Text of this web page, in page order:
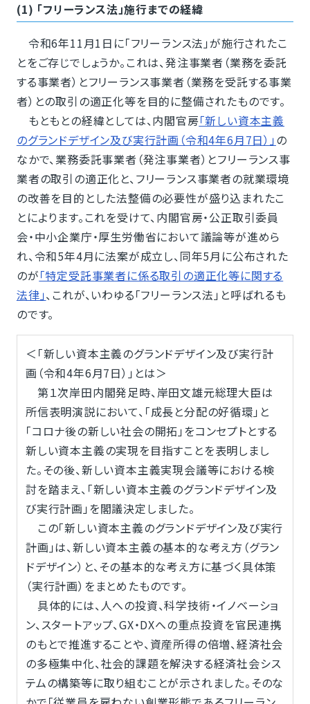
(1) 「フリーランス法」施行までの経緯
令和6年11月1日に「フリーランス法」が施行されたこ
とをご存じでしょうか。これは、発注事業者（業務を委託
する事業者）とフリーランス事業者（業務を受託する事業
者）との取引の適正化等を目的に整備されたものです。
もともとの経緯としては、内閣官房「新しい資本主義
のグランドデザイン及び実行計画（令和4年6月7日）」の
なかで、業務委託事業者（発注事業者）とフリーランス事
業者の取引の適正化と、フリーランス事業者の就業環境
の改善を目的とした法整備の必要性が盛り込まれたこ
とによります。これを受けて、内閣官房・公正取引委員
会・中小企業庁・厚生労働省において議論等が進めら
れ、令和5年4月に法案が成立し、同年5月に公布された
のが「特定受託事業者に係る取引の適正化等に関する
法律」、これが、いわゆる「フリーランス法」と呼ばれるも
のです。
＜「新しい資本主義のグランドデザイン及び実行計
画（令和4年6月7日）」とは＞
第１次岸田内閣発足時、岸田文雄元総理大臣は
所信表明演説において、「成長と分配の好循環」と
「コロナ後の新しい社会の開拓」をコンセプトとする
新しい資本主義の実現を目指すことを表明しまし
た。その後、新しい資本主義実現会議等における検
討を踏まえ、「新しい資本主義のグランドデザイン及
び実行計画」を閣議決定しました。
この「新しい資本主義のグランドデザイン及び実行
計画」は、新しい資本主義の基本的な考え方（グラン
ドデザイン）と、その基本的な考え方に基づく具体策
（実行計画）をまとめたものです。
具体的には、人への投資、科学技術・イノベーショ
ン、スタートアップ、GX・DXへの重点投資を官民連携
のもとで推進することや、資産所得の倍増、経済社会
の多極集中化、社会的課題を解決する経済社会シス
テムの構築等に取り組むことが示されました。そのな